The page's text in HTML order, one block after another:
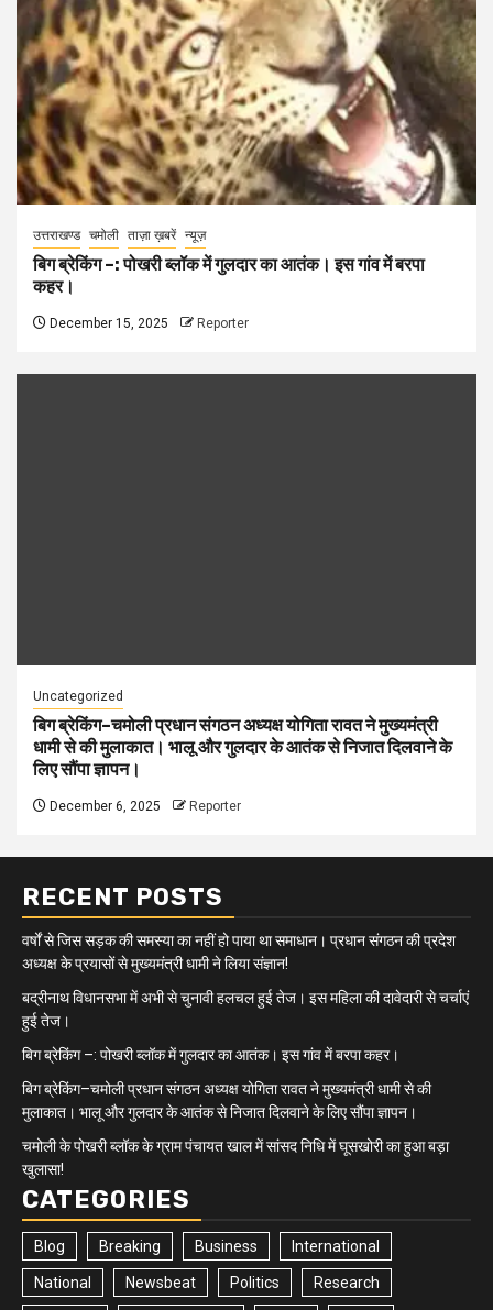
उत्तराखण्ड चमोली ताज़ा ख़बरें न्यूज़
बिग ब्रेकिंग –: पोखरी ब्लॉक में गुलदार का आतंक। इस गांव में बरपा
कहर।
December 15, 2025 Reporter
Uncategorized
बिग ब्रेकिंग–चमोली प्रधान संगठन अध्यक्ष योगिता रावत ने मुख्यमंत्री
धामी से की मुलाकात। भालू और गुलदार के आतंक से निजात दिलवाने के
लिए सौंपा ज्ञापन।
December 6, 2025 Reporter
RECENT POSTS
वर्षों से जिस सड़क की समस्या का नहीं हो पाया था समाधान। प्रधान संगठन की प्रदेश
अध्यक्ष के प्रयासों से मुख्यमंत्री धामी ने लिया संज्ञान!
बद्रीनाथ विधानसभा में अभी से चुनावी हलचल हुई तेज। इस महिला की दावेदारी से चर्चाएं
हुई तेज।
बिग ब्रेकिंग –: पोखरी ब्लॉक में गुलदार का आतंक। इस गांव में बरपा कहर।
बिग ब्रेकिंग–चमोली प्रधान संगठन अध्यक्ष योगिता रावत ने मुख्यमंत्री धामी से की
मुलाकात। भालू और गुलदार के आतंक से निजात दिलवाने के लिए सौंपा ज्ञापन।
चमोली के पोखरी ब्लॉक के ग्राम पंचायत खाल में सांसद निधि में घूसखोरी का हुआ बड़ा
खुलासा!
CATEGORIES
Blog Breaking Business International
National Newsbeat Politics Research